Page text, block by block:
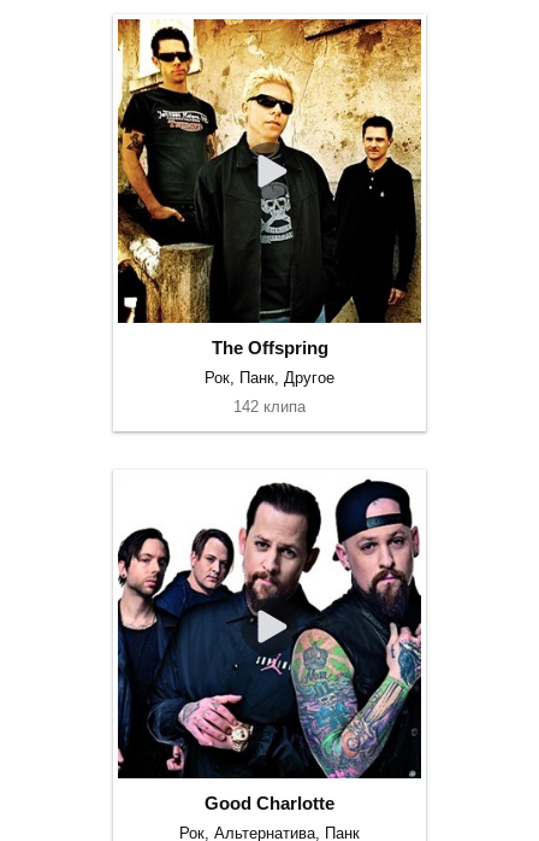
The Offspring
Рок, Панк, Другое
142 клипа
Good Charlotte
Рок, Альтернатива, Панк